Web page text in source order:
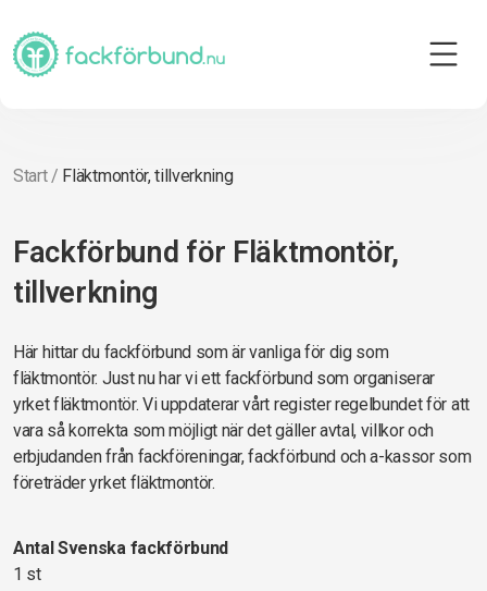
Start/ Fläktmontör, tillverkning
Fackförbund för Fläktmontör,
tillverkning
Här hittar du fackförbund som är vanliga för dig som
fläktmontör. Just nu har vi ett fackförbund som organiserar
yrket fläktmontör. Vi uppdaterar vårt register regelbundet för att
vara så korrekta som möjligt när det gäller avtal, villkor och
erbjudanden från fackföreningar, fackförbund och a-kassor som
företräder yrket fläktmontör.
Antal Svenska fackförbund
1 st